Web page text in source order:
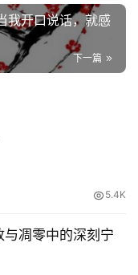
我开口说话，就感
下一篇
5.4K
与凋零中的深刻宁